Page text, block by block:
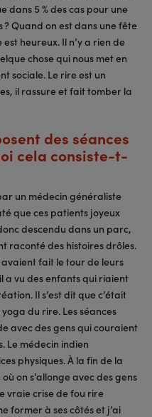
dans 5 % des cas pour une
Quand on est dans une fête
heureux. Il n’y a rien de
chose qui nous met en
sociale. Le rire est un
il rassure et fait tomber la
des séances
cela consiste-t-
un médecin généraliste
que ces patients joyeux
descendu dans un parc,
raconté des histoires drôles.
fait le tour de leurs
a vu des enfants qui riaient
Il s’est dit que c’était
du rire. Les séances
avec des gens qui couraient
Le médecin indien
physiques. À la fin de la
on s’allonge avec des gens
vraie crise de fou rire
former à ses côtés et j’ai